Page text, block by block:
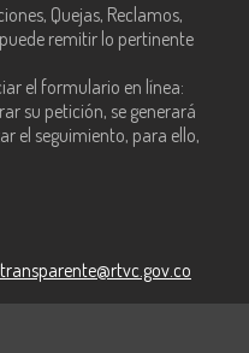
Quejas, Reclamos,
remitir lo pertinente
el formulario en línea:
su petición, se generará
el seguimiento, para ello,